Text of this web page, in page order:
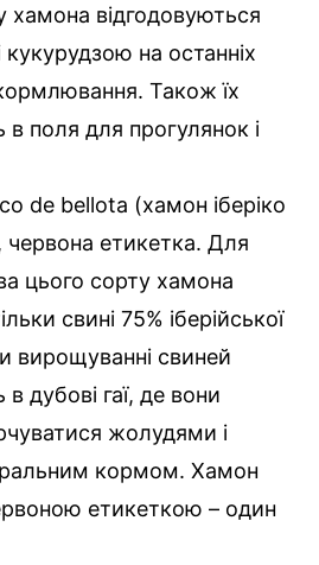
хамона відгодовуються
на останніх
Також їх
в поля для прогулянок і
de bellota (хамон іберіко
етикетка. Для
цього сорту хамона
свині 75% іберійської
вирощуванні свиней
дубові гаї, де вони
жолудями і
кормом. Хамон
етикеткою – один